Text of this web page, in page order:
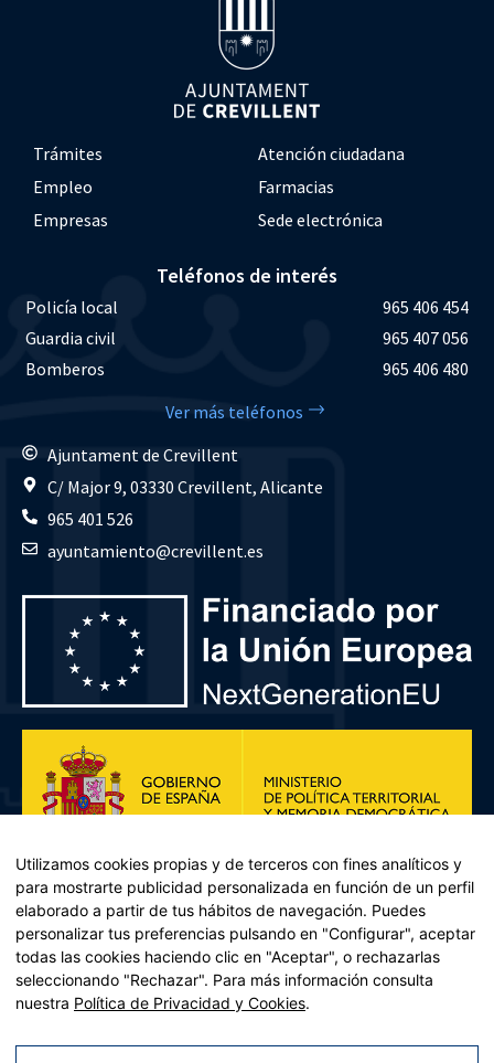
Trámites
Atención ciudadana
Empleo
Farmacias
Empresas
Sede electrónica
Teléfonos de interés
Policía local
965 406 454
Guardia civil
965 407 056
Bomberos
965 406 480
Ver más teléfonos
Ajuntament de Crevillent
C/ Major 9, 03330 Crevillent, Alicante
965 401 526
ayuntamiento@crevillent.es
Plan de Recuperación, Transformación y Resiliencia – Financiado por
Recuperación y resiliencia, establecido por el Reglamento (UE)
Utilizamos cookies propias y de terceros con fines analíticos y
para mostrarte publicidad personalizada en función de un perfil
elaborado a partir de tus hábitos de navegación. Puedes
personalizar tus preferencias pulsando en "Configurar", aceptar
todas las cookies haciendo clic en "Aceptar", o rechazarlas
seleccionando "Rechazar". Para más información consulta
nuestra Política de Privacidad y Cookies.